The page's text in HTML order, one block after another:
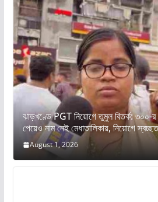
ঝাড়খণ্ডে PGT নিয়োগে তুমুল বিতর্ক: ৩০০-
পেয়েও নাম নেই মেধাতালিকায়, নিয়োগে
August 1, 2026